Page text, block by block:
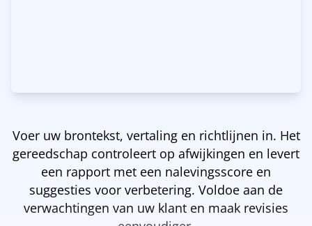
Voer uw brontekst, vertaling en richtlijnen in. Het
gereedschap controleert op afwijkingen en levert
een rapport met een nalevingsscore en
suggesties voor verbetering. Voldoe aan de
verwachtingen van uw klant en maak revisies